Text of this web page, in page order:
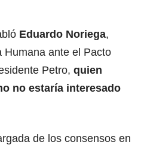
Eduardo Noriega,
Humana ante el Pacto
Petro, quien
no estaría interesado
de los consensos en